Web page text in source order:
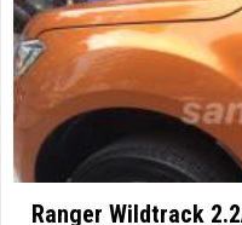
Ranger Wildtrack